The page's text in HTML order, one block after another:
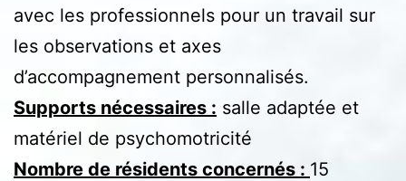
avec les professionnels pour un travail sur
les observations et axes
d’accompagnement personnalisés.
Supports nécessaires : salle adaptée et
matériel de psychomotricité
Nombre de résidents concernés : 15